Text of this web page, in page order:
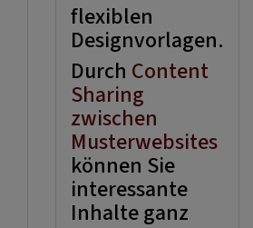
flexiblen
Designvorlagen.
Durch Content
Sharing
zwischen
Musterwebsites
können Sie
interessante
Inhalte ganz